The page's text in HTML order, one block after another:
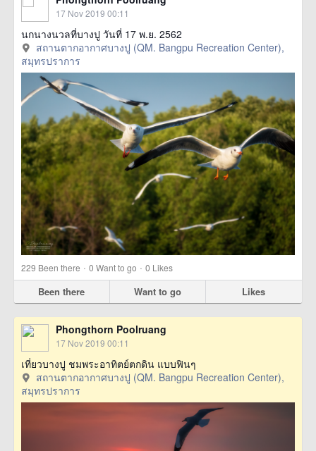
17 Nov 2019 00:11
นกนางนวลที่บางปู วันที่ 17 พ.ย. 2562
สถานตากอากาศบางปู (QM. Bangpu Recreation Center),
สมุทรปราการ
229 Been there · 0 Want to go · 0 Likes
Been there Want to go Likes
Phongthorn Poolruang
17 Nov 2019 00:11
เที่ยวบางปู ชมพระอาทิตย์ตกดิน แบบฟินๆ
สถานตากอากาศบางปู (QM. Bangpu Recreation Center),
สมุทรปราการ